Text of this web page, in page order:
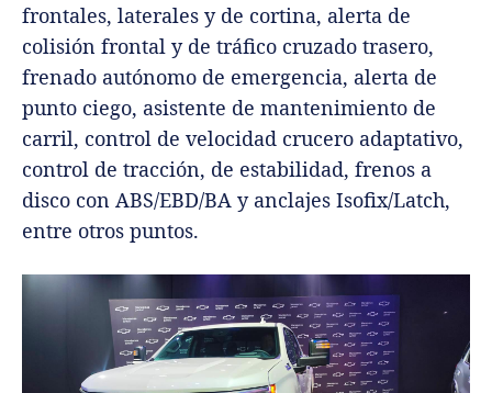
frontales, laterales y de cortina, alerta de
colisión frontal y de tráfico cruzado trasero,
frenado autónomo de emergencia, alerta de
punto ciego, asistente de mantenimiento de
carril, control de velocidad crucero adaptativo,
control de tracción, de estabilidad, frenos a
disco con ABS/EBD/BA y anclajes Isofix/Latch,
entre otros puntos.